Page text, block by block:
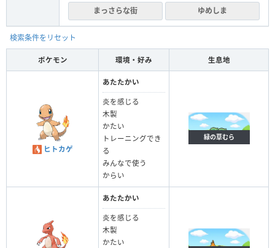
まっさらな街 ゆめしま
検索条件をリセット
ポケモン 環境・好み 生息地
ヒトカゲ
あたたかい
炎を感じる
木製
かたい
トレーニングでき
る
みんなで使う
からい
緑の草むら
あたたかい
炎を感じる
木製
かたい